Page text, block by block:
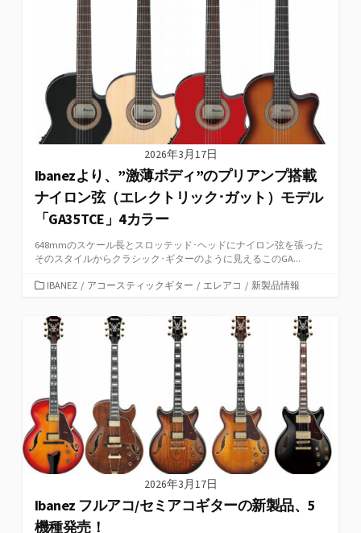
2026年3月17日
Ibanezより、”激薄ボディ”のプリアンプ搭載
ナイロン弦（エレクトリック･ガット）モデル
「GA35TCE」4カラー
648mmのスケール長とスロッテッド･ヘッドにナイロン弦を張った
そのスタイルからクラシック･ギターのように見えるこのGA...
カ
ゴ
リ
ー
IBANEZ / アコースティックギター / エレアコ / 新製品情報
2026年3月17日
Ibanez フルアコ/セミアコギターの新製品、5
機種発売！